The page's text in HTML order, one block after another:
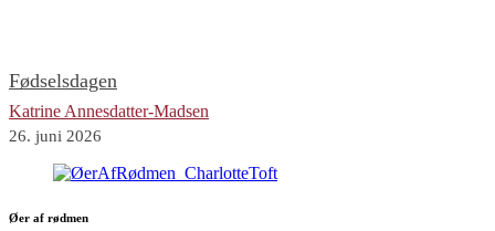
Fødselsdagen
Katrine Annesdatter-Madsen
26. juni 2026
Øer af rødmen